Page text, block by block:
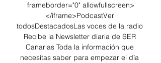
frameborder="0" allowfullscreen>
</iframe>PodcastVer
todosDestacadosLas voces de la radio
Recibe la Newsletter diaria de SER
Canarias Toda la información que
necesitas saber para empezar el día